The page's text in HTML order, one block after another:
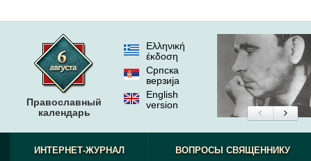
Православный
календарь
Ελληνική
έκδοση
Српска
верзиjа
English
version
ИНТЕРНЕТ-ЖУРНАЛ ВОПРОСЫ СВЯЩЕННИКУ